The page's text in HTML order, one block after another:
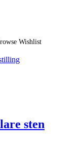
Wishlist
sten